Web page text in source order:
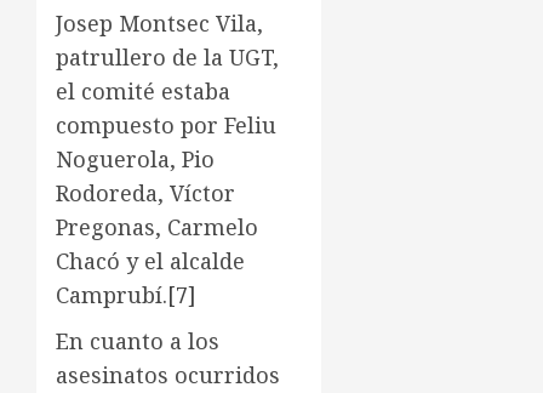
Josep Montsec Vila,
patrullero de la UGT,
el comité estaba
compuesto por Feliu
Noguerola, Pio
Rodoreda, Víctor
Pregonas, Carmelo
Chacó y el alcalde
Camprubí.[7]
En cuanto a los
asesinatos ocurridos